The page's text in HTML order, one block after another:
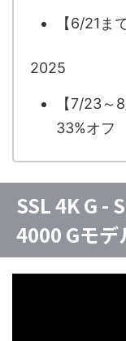
【6/21ま
2025
【7/23～
33%オフ
SSL 4K G -
4000 Gモデ